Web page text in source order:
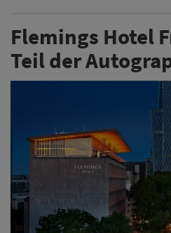
Flemings Hotel
Teil der